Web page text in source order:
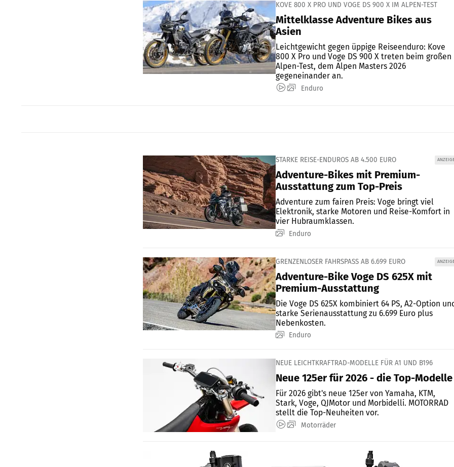
KOVE 800 X PRO UND VOGE DS 900 X IM ALPEN-TEST
Mittelklasse Adventure Bikes aus
Asien
Leichtgewicht gegen üppige Reiseenduro: Kove
800 X Pro und Voge DS 900 X treten beim großen
Alpen-Test, dem Alpen Masters 2026
gegeneinander an.
Enduro
STARKE REISE-ENDUROS AB 4.500 EURO
Adventure-Bikes mit Premium-
Ausstattung zum Top-Preis
Adventure zum fairen Preis: Voge bringt viel
Elektronik, starke Motoren und Reise-Komfort in
vier Hubraumklassen.
Enduro
GRENZENLOSER FAHRSPASS AB 6.699 EURO
Adventure-Bike Voge DS 625X mit
Premium-Ausstattung
Die Voge DS 625X kombiniert 64 PS, A2-Option
starke Serienausstattung zu 6.699 Euro plus
Nebenkosten.
Enduro
NEUE LEICHTKRAFTRAD-MODELLE FÜR A1 UND B196
Neue 125er für 2026 - die Top-Modelle
Für 2026 gibt's neue 125er von Yamaha, KTM,
Stark, Voge, QJMotor und Morbidelli. MOTORRAD
stellt die Top-Neuheiten vor.
Motorräder